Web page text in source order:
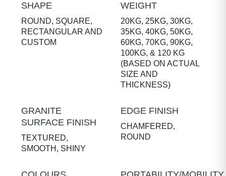
SHAPE
ROUND, SQUARE,
RECTANGULAR AND
CUSTOM
WEIGHT
20KG, 25KG, 30KG,
35KG, 40KG, 50KG,
60KG, 70KG, 90KG,
100KG, & 120 KG
(BASED ON ACTUAL
SIZE AND
THICKNESS)
GRANITE
SURFACE FINISH
TEXTURED,
SMOOTH, SHINY
EDGE FINISH
CHAMFERED,
ROUND